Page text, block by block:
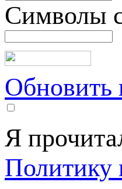
Символы
Обновить
Я
Политику